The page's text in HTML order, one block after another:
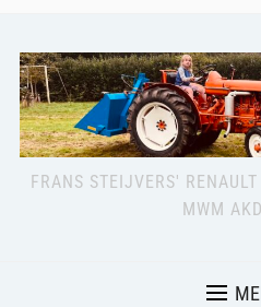
FRANS STEIJVERS'
MWM